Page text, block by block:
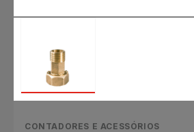
CONTADORES E ACESSÓRIOS